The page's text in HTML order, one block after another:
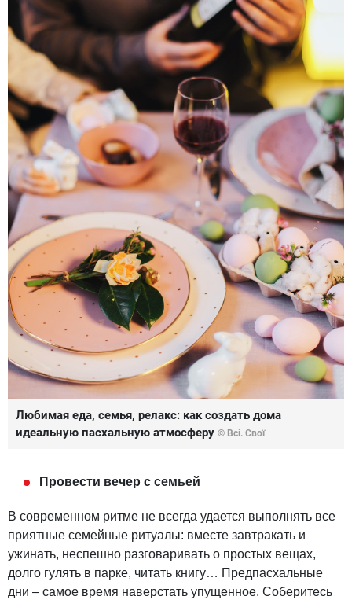
Любимая еда, семья, релакс: как создать дома
идеальную пасхальную атмосферу © Всі. Свої
Провести вечер с семьей
В современном ритме не всегда удается выполнять все
приятные семейные ритуалы: вместе завтракать и
ужинать, неспешно разговаривать о простых вещах,
долго гулять в парке, читать книгу… Предпасхальные
дни – самое время наверстать упущенное. Соберитесь